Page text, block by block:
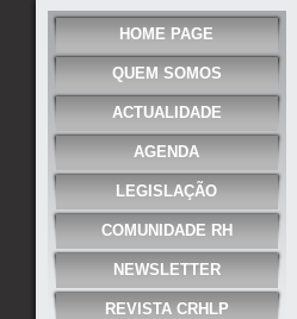
HOME PAGE
QUEM SOMOS
ACTUALIDADE
AGENDA
LEGISLAÇÃO
COMUNIDADE RH
NEWSLETTER
REVISTA CRHLP